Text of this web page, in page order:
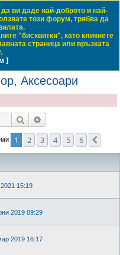
Club Bulgaria
Влез
Регистрация
Общи технически дискусии
е
Аксесоари
Търсене
1 2 3 4 5 6
15:19
2019 09:29
2019 16:17
ви даде най-доброто и най-
този форум, трябва да
"бисквитки", като кликнете
страница или връзката
]